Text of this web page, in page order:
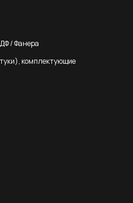
/ Фанера
комплектующие